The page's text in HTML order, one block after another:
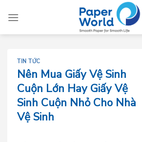
TIN TỨC
Nên Mua Giấy Vệ Sinh
Cuộn Lớn Hay Giấy Vệ
Sinh Cuộn Nhỏ Cho Nhà
Vệ Sinh